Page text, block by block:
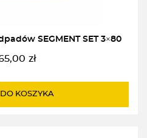
SEGMENT SET 3×80
zł
KOSZYKA